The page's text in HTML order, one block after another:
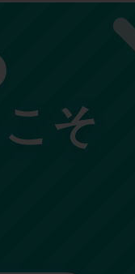
そ
P.D.R.（ピーディ